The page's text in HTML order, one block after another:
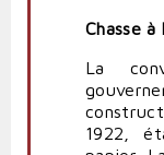
Chasse à
La
1922,